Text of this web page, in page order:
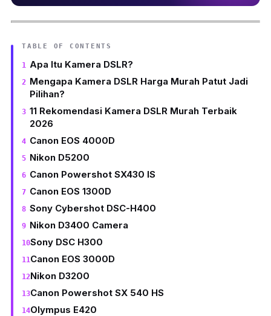
TABLE OF CONTENTS
Apa Itu Kamera DSLR?
Mengapa Kamera DSLR Harga Murah Patut Jadi
Pilihan?
11 Rekomendasi Kamera DSLR Murah Terbaik
2026
Canon EOS 4000D
Nikon D5200
Canon Powershot SX430 IS
Canon EOS 1300D
Sony Cybershot DSC-H400
Nikon D3400 Camera
Sony DSC H300
Canon EOS 3000D
Nikon D3200
Canon Powershot SX 540 HS
Olympus E420